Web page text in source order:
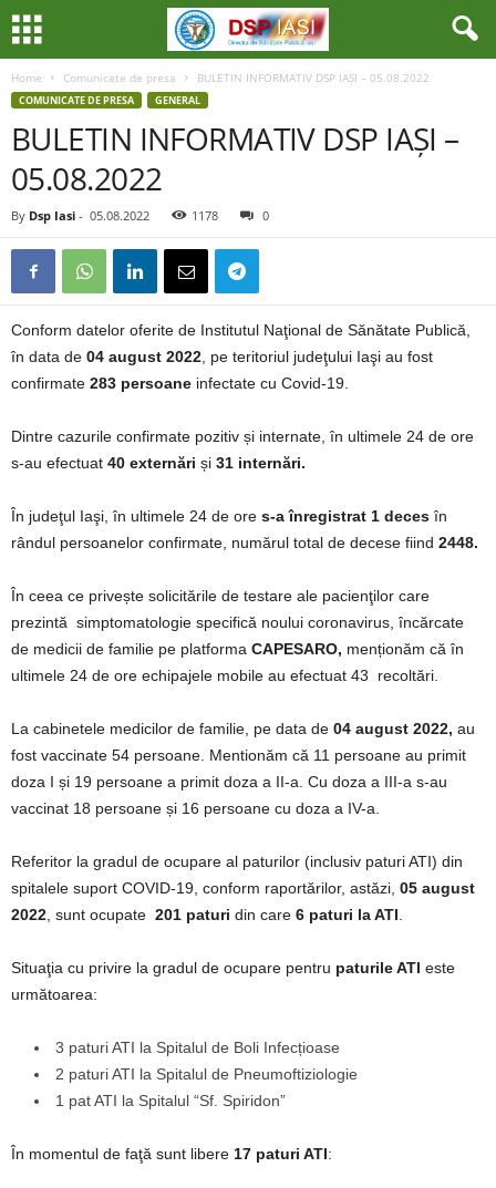
Home Comunicate de presa BULETIN INFORMATIV DSP IAȘI – 05.08.2022
COMUNICATE DE PRESA GENERAL
BULETIN INFORMATIV DSP IAȘI –
05.08.2022
By Dsp Iasi - 05.08.2022 1178 0
Conform datelor oferite de Institutul Naţional de Sănătate Publică,
în data de 04 august 2022 , pe teritoriul judeţului Iaşi au fost
confirmate 283 persoane infectate cu Covid-19.
Dintre cazurile confirmate pozitiv și internate, în ultimele 24 de ore
s-au efectuat 40 externări și 31 internări.
În judeţul Iaşi, în ultimele 24 de ore s-a înregistrat 1 deces în
rândul persoanelor confirmate, numărul total de decese fiind 2448.
În ceea ce privește solicitările de testare ale pacienţilor care
prezintă simptomatologie specifică noului coronavirus, încărcate
de medicii de familie pe platforma CAPESARO, menționăm că în
ultimele 24 de ore echipajele mobile au efectuat 43 recoltări.
La cabinetele medicilor de familie, pe data de 04 august 2022, au
fost vaccinate 54 persoane. Mentionăm că 11 persoane au primit
doza I și 19 persoane a primit doza a II-a. Cu doza a III-a s-au
vaccinat 18 persoane și 16 persoane cu doza a IV-a.
Referitor la gradul de ocupare al paturilor (inclusiv paturi ATI) din
spitalele suport COVID-19, conform raportărilor, astăzi, 05 august
2022 , sunt ocupate 201 paturi din care 6 paturi la ATI
Situaţia cu privire la gradul de ocupare pentru paturile ATI este
următoarea:
3 paturi ATI la Spitalul de Boli Infecțioase
2 paturi ATI la Spitalul de Pneumoftiziologie
1 pat ATI la Spitalul “Sf. Spiridon”
În momentul de faţă sunt libere 17 paturi ATI: